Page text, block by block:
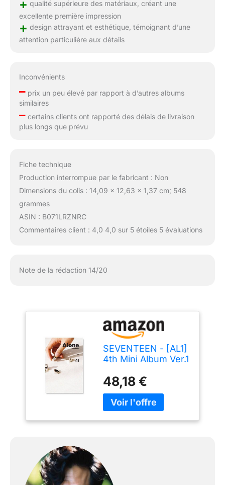
+ qualité supérieure des matériaux, créant une
excellente première impression
+ design attrayant et esthétique, témoignant d’une
attention particulière aux détails
Inconvénients
–prix un peu élevé par rapport à d’autres albums
similaires
–certains clients ont rapporté des délais de livraison
plus longs que prévu
Fiche technique
Production interrompue par le fabricant : Non
Dimensions du colis : 14,09 x 12,63 x 1,37 cm; 548
grammes
ASIN : B071LRZNRC
Commentaires client : 4,0 4,0 sur 5 étoiles 5 évaluations
Note de la rédaction 14/20
SEVENTEEN - [AL1]
4th Mini Album Ver.1
Photobook+1p
PhotoCard+1p
Postcard+1p Sticker
Kpop Sealed
48,18 €